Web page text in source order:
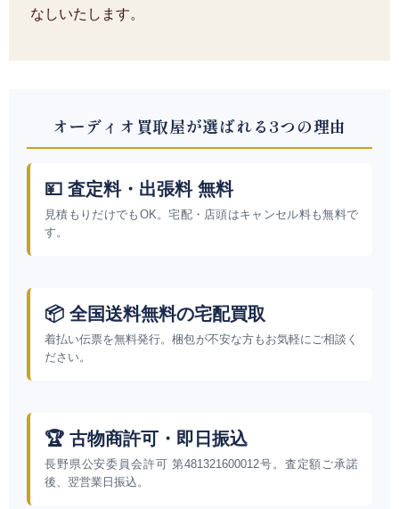
なしいたします。
オーディオ買取屋が選ばれる3つの理由
💴 査定料・出張料 無料
見積もりだけでもOK。宅配・店頭はキャンセル料も無料で
す。
📦 全国送料無料の宅配買取
着払い伝票を無料発行。梱包が不安な方もお気軽にご相談く
ださい。
🏆 古物商許可・即日振込
長野県公安委員会許可 第481321600012号。査定額ご承諾
後、翌営業日振込。